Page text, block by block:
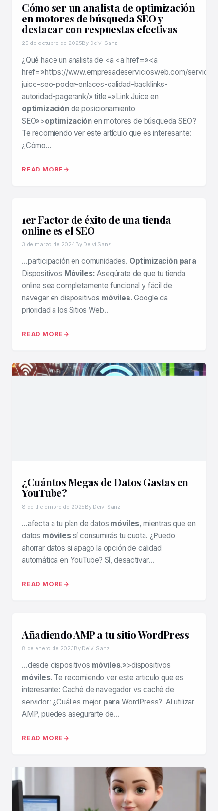
Cómo ser un analista de optimización
en motores de búsqueda SEO y
destacar con respuestas efectivas
25 de octubre de 2025By Deivi Sanz
¿Qué hace un analista de <a <a href=»<a
href=»https://www.empresadeserviciosweb.com/
juice-seo-poder-enlaces-calidad-backlinks-
autoridad-pagerank/» title=»Link Juice en
optimizaciónde posicionamiento
SEO»>optimización en motores de búsqueda SEO?
Te recomiendo ver este artículo que es interesante:
¿Cómo…
READ MORE
1er Factor de éxito de una tienda
online es el SEO
3 de marzo de 2024By Deivi Sanz
…participación en comunidades. Optimización para
Dispositivos Móviles: Asegúrate de que tu tienda
online sea completamente funcional y fácil de
navegar en dispositivos móviles. Google da
prioridad a los Sitios Web…
READ MORE
¿Cuántos Megas de Datos Gastas en
YouTube?
8 de diciembre de 2025By Deivi Sanz
…afecta a tu plan de datos móviles, mientras que en
datos móvilessí consumirás tu cuota. ¿Puedo
ahorrar datos si apago la opción de calidad
automática en YouTube? Sí, desactivar…
READ MORE
Añadiendo AMP a tu sitio WordPress
8 de enero de 2023By Deivi Sanz
…desde dispositivos móviles.»>dispositivos
móviles. Te recomiendo ver este artículo que es
interesante: Caché de navegador vs caché de
servidor: ¿Cuál es mejor para WordPress?. Al utilizar
AMP, puedes asegurarte de…
READ MORE